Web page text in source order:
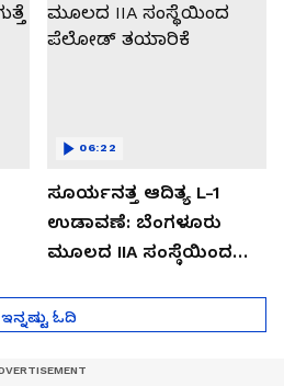
ಸೂರ್ಯನತ್ತ ಆದಿತ್ಯ L-1
ಉಡಾವಣೆ: ಬೆಂಗಳೂರು
ಮೂಲದ IIA ಸಂಸ್ಥೆಯಿಂದ
06:22
ಇನ್ನಷ್ಟು ಓದಿ